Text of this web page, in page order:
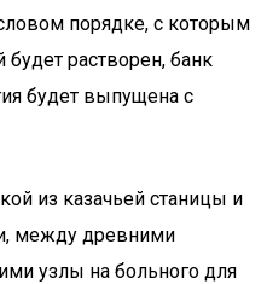
порядке, с которым
растворен, банк
будет выпущена с
из казачьей станицы и
между древними
узлы на больного для